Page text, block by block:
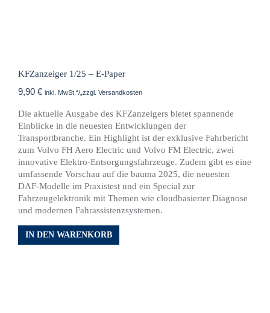
KFZanzeiger 1/25 – E-Paper
9,90 € inkl. MwSt.“/„zzgl. Versandkosten
Die aktuelle Ausgabe des KFZanzeigers bietet spannende
Einblicke in die neuesten Entwicklungen der
Transportbranche. Ein Highlight ist der exklusive Fahrbericht
zum Volvo FH Aero Electric und Volvo FM Electric, zwei
innovative Elektro-Entsorgungsfahrzeuge. Zudem gibt es eine
umfassende Vorschau auf die bauma 2025, die neuesten
DAF-Modelle im Praxistest und ein Special zur
Fahrzeugelektronik mit Themen wie cloudbasierter Diagnose
und modernen Fahrassistenzsystemen.
IN DEN WARENKORB